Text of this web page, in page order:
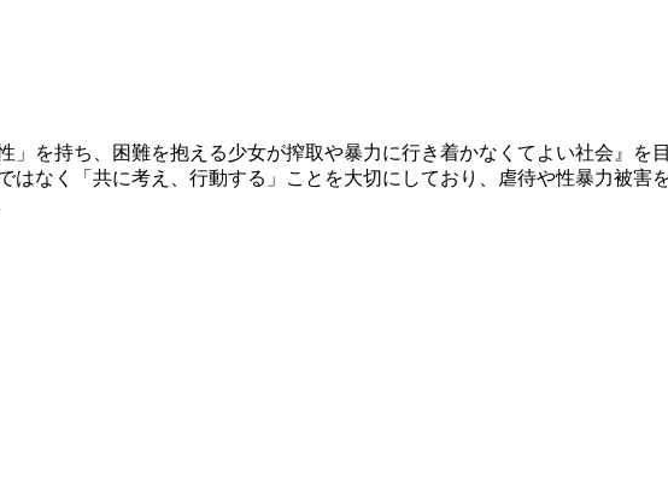
」を持ち、困難を抱える少女が搾取や暴力に行き着かなくてよい社会』を
はなく「共に考え、行動する」ことを大切にしており、虐待や性暴力被